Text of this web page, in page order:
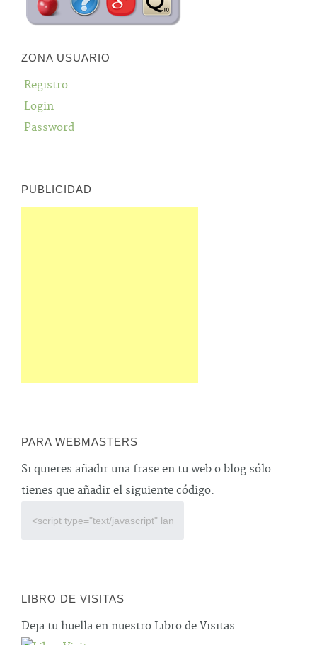
ZONA USUARIO
Registro
Login
Password
PUBLICIDAD
PARA WEBMASTERS
Si quieres añadir una frase en tu web o blog sólo
tienes que añadir el siguiente código:
LIBRO DE VISITAS
Deja tu huella en nuestro Libro de Visitas.